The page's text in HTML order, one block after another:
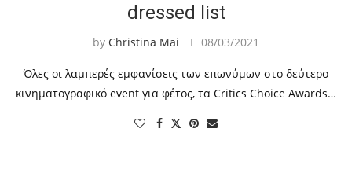
dressed list
by Christina Mai 08/03/2021
Όλες οι λαμπερές εμφανίσεις των επωνύμων στο δεύτερο
κινηματογραφικό event για φέτος, τα Critics Choice Awards…